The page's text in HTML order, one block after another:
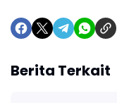
Berita Terkait